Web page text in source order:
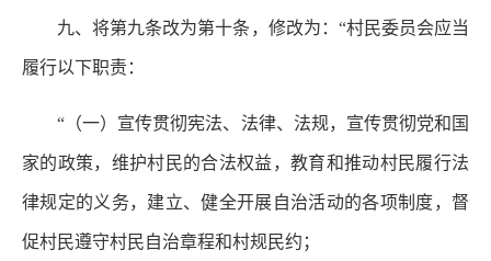
九、将第九条改为第十条，修改为：“村民委员会应当
履行以下职责：
“（一）宣传贯彻宪法、法律、法规，宣传贯彻党和国
家的政策，维护村民的合法权益，教育和推动村民履行法
律规定的义务，建立、健全开展自治活动的各项制度，督
促村民遵守村民自治章程和村规民约；